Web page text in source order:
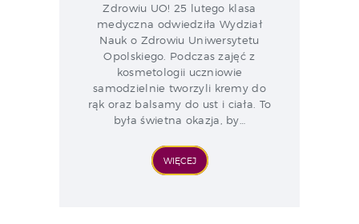
Zdrowiu UO! 25 lutego klasa
medyczna odwiedziła Wydział
Nauk o Zdrowiu Uniwersytetu
Opolskiego. Podczas zajęć z
kosmetologii uczniowie
samodzielnie tworzyli kremy do
rąk oraz balsamy do ust i ciała. To
była świetna okazja, by…
WIĘCEJ